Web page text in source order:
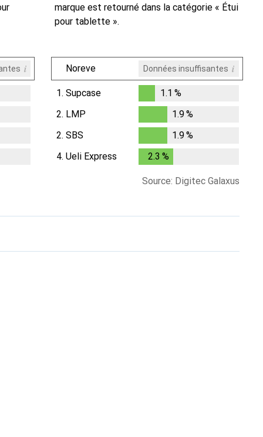
i
marque est retourné dans la catégorie « Étui
pour tablette ».
Noreve Données insuffisantes i
1. Supcase
1.1%
1.1 %
2. LMP
1.9%
1.9%
2. SBS
1.9%
1.9%
4. Ueli Express 2.3 %
Source: Digitec Galaxus